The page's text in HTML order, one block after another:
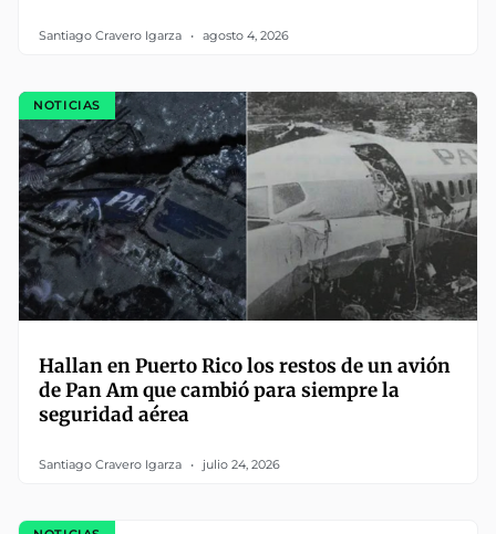
Santiago Cravero Igarza agosto 4, 2026
NOTICIAS
Hallan en Puerto Rico los restos de un avión
de Pan Am que cambió para siempre la
seguridad aérea
Santiago Cravero Igarza julio 24, 2026